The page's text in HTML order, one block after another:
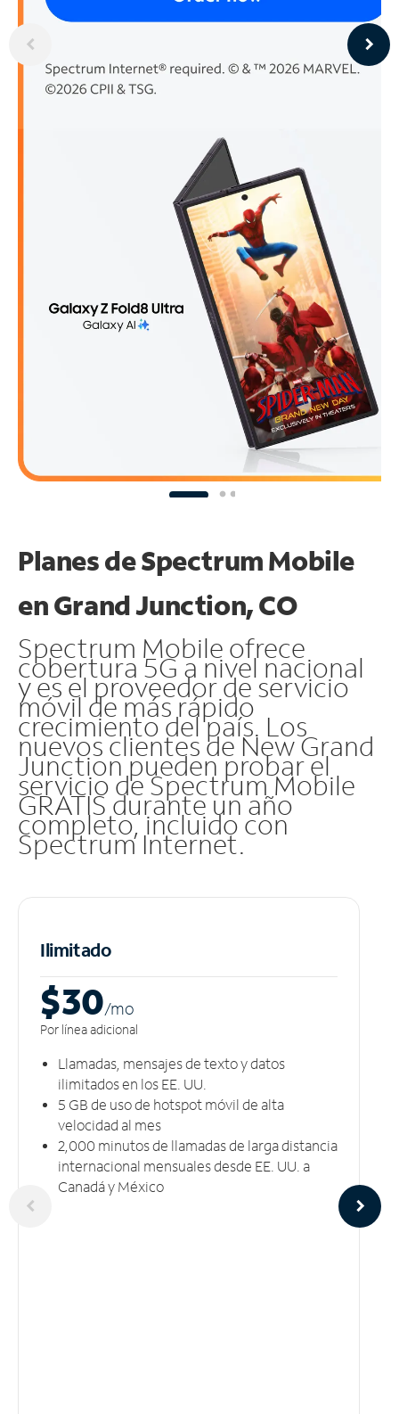
Planes de Spectrum Mobile
en Grand Junction, CO
Spectrum Mobile ofrece
cobertura 5G a nivel nacional
y es el proveedor de servicio
móvil de más rápido
crecimiento del país. Los
nuevos clientes de New Grand
Junction pueden probar el
servicio de Spectrum Mobile
GRATIS durante un año
completo, incluido con
Spectrum Internet.
Ilimitado
$30/mo
Por línea adicional
Llamadas, mensajes de texto y datos
ilimitados en los EE. UU.
5 GB​​​​​​​ de uso de hotspot móvil ​​​​​​​de alta
velocidad al mes
2,000 minutos de llamadas de larga distancia
internacional mensuales desde EE. UU. a
Canadá y México